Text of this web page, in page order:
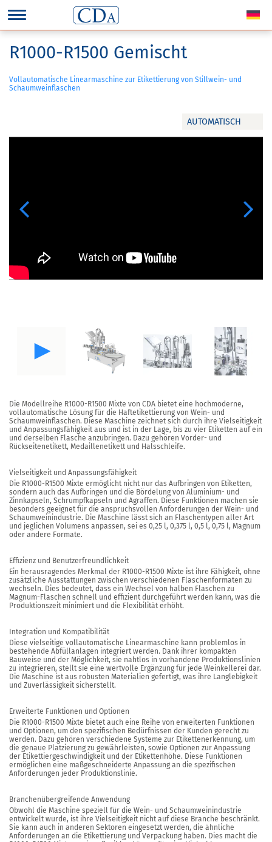
AUTOMATISCH
Previous Next
R1000-R1500 Gemischt
Vollautomatische Linearmaschine zur Etikettierung von Stillwein- und
Schaumweinflaschen
Die Modellreihe R1000-R1500 Mixte von CDA bietet eine hochmoderne,
vollautomatische Lösung für die Haftetikettierung von Wein- und
Schaumweinflaschen. Diese Maschine zeichnet sich durch ihre Vielseitigkeit
und Anpassungsfähigkeit aus und ist in der Lage, bis zu vier Etiketten auf ein
und derselben Flasche anzubringen. Dazu gehören Vorder- und
Rückseitenetikett, Medaillenetikett und Halsschleife.
Vielseitigkeit und Anpassungsfähigkeit
Die R1000-R1500 Mixte ermöglicht nicht nur das Aufbringen von Etiketten,
sondern auch das Aufbringen und die Bördelung von Aluminium- und
Zinnkapseln, Schrumpfkapseln und Agraffen. Diese Funktionen machen sie
besonders geeignet für die anspruchsvollen Anforderungen der Wein- und
Schaumweinindustrie. Die Maschine lässt sich an Flaschentypen aller Art
und jeglichen Volumens anpassen, sei es 0,25 l, 0,375 l, 0,5 l, 0,75 l, Magnum
oder andere Formate.
Effizienz und Benutzerfreundlichkeit
Ein herausragendes Merkmal der R1000-R1500 Mixte ist ihre Fähigkeit, ohne
zusätzliche Ausstattungen zwischen verschiedenen Flaschenformaten zu
wechseln. Dies bedeutet, dass ein Wechsel von halben Flaschen zu
Magnum-Flaschen schnell und effizient durchgeführt werden kann, was die
Produktionszeit minimiert und die Flexibilität erhöht.
Integration und Kompatibilität
Diese vielseitige vollautomatische Linearmaschine kann problemlos in
bestehende Abfüllanlagen integriert werden. Dank ihrer kompakten
Bauweise und der Möglichkeit, sie nahtlos in vorhandene Produktionslinien
zu integrieren, stellt sie eine wertvolle Ergänzung für jede Weinkellerei dar.
Die Maschine ist aus robusten Materialien gefertigt, was ihre Langlebigkeit
und Zuverlässigkeit sicherstellt.
Erweiterte Funktionen und Optionen
Die R1000-R1500 Mixte bietet auch eine Reihe von erweiterten Funktionen
und Optionen, um den spezifischen Bedürfnissen der Kunden gerecht zu
werden. Dazu gehören verschiedene Systeme zur Etikettenerkennung, um
die genaue Platzierung zu gewährleisten, sowie Optionen zur Anpassung
der Etikettiergeschwindigkeit und der Etikettenhöhe. Diese Funktionen
ermöglichen eine maßgeschneiderte Anpassung an die spezifischen
Anforderungen jeder Produktionslinie.
Branchenübergreifende Anwendung
Obwohl die Maschine speziell für die Wein- und Schaumweinindustrie
entwickelt wurde, ist ihre Vielseitigkeit nicht auf diese Branche beschränkt.
Sie kann auch in anderen Sektoren eingesetzt werden, die ähnliche
Anforderungen an die Etikettierung und Verpackung haben. Dies macht die